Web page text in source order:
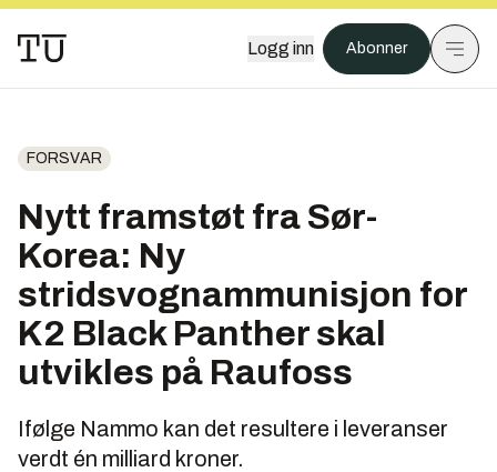
Logg inn Abonner
FORSVAR
Nytt framstøt fra Sør-
Korea: Ny
stridsvognammunisjon for
K2 Black Panther skal
utvikles på Raufoss
Ifølge Nammo kan det resultere i leveranser
verdt én milliard kroner.